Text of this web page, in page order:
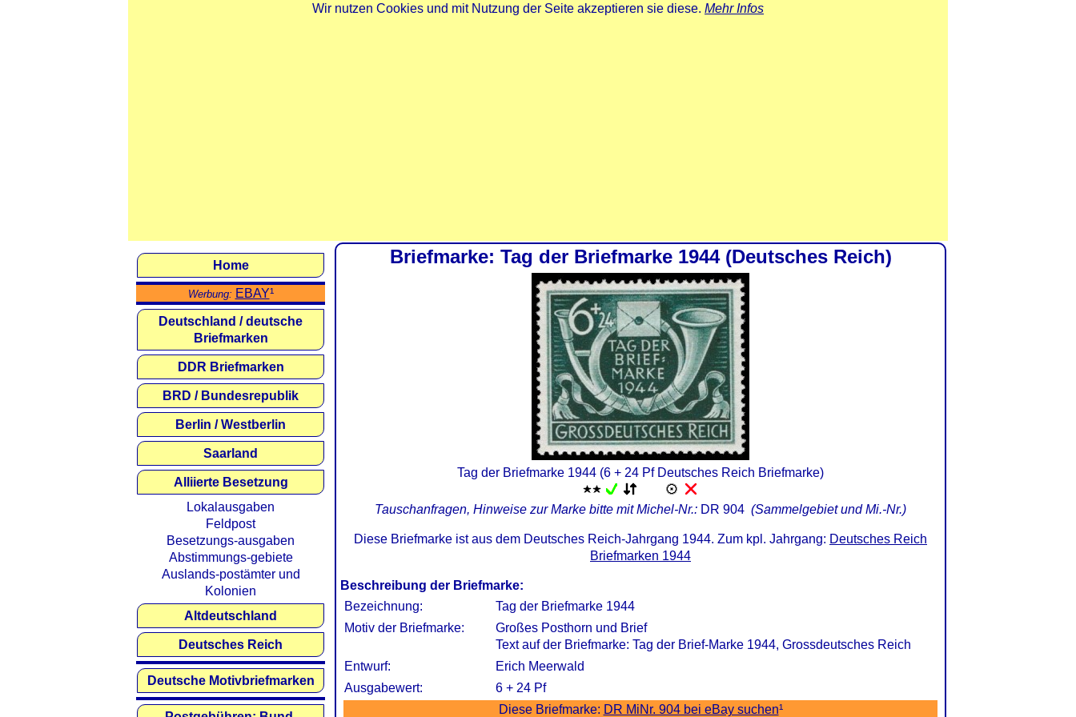
Wir nutzen Cookies und mit Nutzung der Seite akzeptieren sie diese. Mehr Infos
Briefmarke: Tag der Briefmarke 1944 (Deutsches Reich)
Tag der Briefmarke 1944 (6 + 24 Pf Deutsches Reich Briefmarke)
Tauschanfragen, Hinweise zur Marke bitte mit Michel-Nr.: DR 904 (Sammelgebiet und Mi.-Nr.)
Diese Briefmarke ist aus dem Deutsches Reich-Jahrgang 1944. Zum kpl. Jahrgang: Deutsches Reich
Briefmarken 1944
Beschreibung der Briefmarke:
Bezeichnung:
Tag der Briefmarke 1944
Motiv der Briefmarke:
Großes Posthorn und Brief
Text auf der Briefmarke: Tag der Brief-Marke 1944, Grossdeutsches Reich
Entwurf:
Erich Meerwald
Ausgabewert:
6 + 24 Pf
Diese Briefmarke: DR MiNr. 904 bei eBay suchen¹
Home
Werbung: EBAY¹
Deutschland / deutsche
Briefmarken
DDR Briefmarken
BRD / Bundesrepublik
Berlin / Westberlin
Saarland
Alliierte Besetzung
Lokalausgaben
Feldpost
Besetzungs-ausgaben
Abstimmungs-gebiete
Auslands-postämter und
Kolonien
Altdeutschland
Deutsches Reich
Deutsche Motivbriefmarken